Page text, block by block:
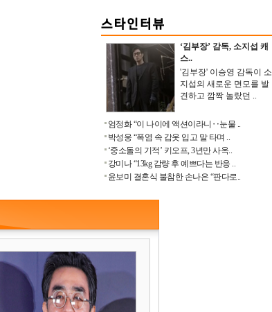
‘김부장’ 감독, 소지섭 캐
스..
'김부장' 이승영 감독이 소
지섭의 새로운 면모를 발
견하고 깜짝 놀랐던 ..
엄정화 “이 나이에 액션이라니‥눈물 ..
박성웅 “폭염 속 갑옷 입고 말 타며 ..
‘중소돌의 기적’ 키오프, 3년만 사옥..
강미나 “13kg 감량 후 예쁘다는 반응 ..
윤보미 결혼식 불참한 손나은 “판다로..